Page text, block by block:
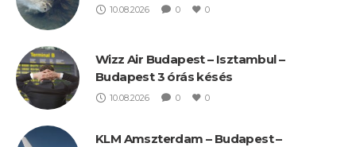
10.08.2026 0 0
Wizz Air Budapest – Isztambul –
Budapest 3 órás késés
10.08.2026 0 0
KLM Amszterdam – Budapest –